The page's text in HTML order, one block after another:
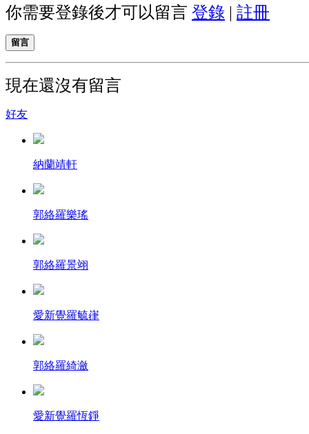
你需要登錄後才可以留言 登錄 | 註冊
留言
現在還沒有留言
好友
納蘭靖軒
郭絡羅樂瑤
郭絡羅景翊
愛新覺羅毓嵂
郭絡羅綺瀲
愛新覺羅恆錚